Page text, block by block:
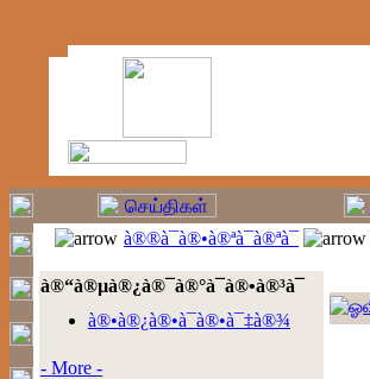
à®®à¯à®•à®ªà¯à®ªà¯
à®“à®µà®¿à®¯à®°à¯à®•à®³à¯
à®•à®¿à®•à¯à®•à¯‡à®¾
- More -